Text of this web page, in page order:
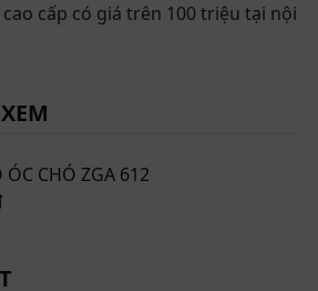
– Vẻ đẹp tinh tế cho phòng ăn hiện đại
về sản phẩm ghế ăn gỗ óc
ăn gỗ óc chó ZGA 612
cấp có giá trên 100 triệu tại nội
ÓC CHÓ ZGA 612